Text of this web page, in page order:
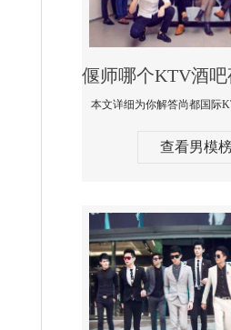
查看男模